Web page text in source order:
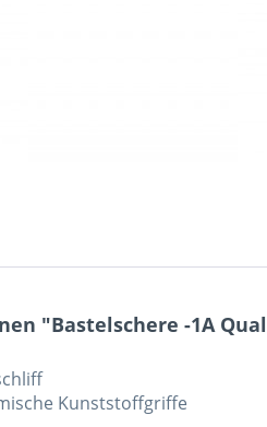
"Bastelschere -1A
Kunststoffgriffe